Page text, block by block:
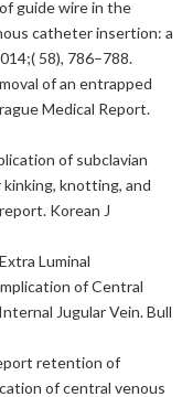
of guide wire in the
catheter insertion: a
58), 786–788.
of an entrapped
Medical Report.
of subclavian
knotting, and
Korean J
Luminal
of Central
Jugular Vein. Bull
retention of
of central venous